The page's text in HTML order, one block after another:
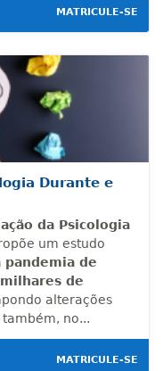
MATRICULE-SE
Durante e
da Psicologia
um estudo
pandemia de
de
alterações
no...
MATRICULE-SE